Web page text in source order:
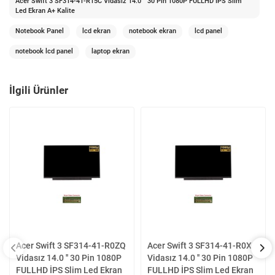
Led Ekran A+ Kalite
Notebook Panel lcd ekran notebook ekran lcd panel
notebook lcd panel laptop ekran
İlgili Ürünler
Acer Swift 3 SF314-41-R0ZQ
Vidasız 14.0 '' 30 Pin 1080P
FULLHD İPS Slim Led Ekran
Acer Swift 3 SF314-41-R0XC
Vidasız 14.0 '' 30 Pin 1080P
FULLHD İPS Slim Led Ekran